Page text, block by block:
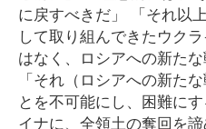
に戻すべきだ」 「それ以
して取り組んできたウク
はなく、ロシアへの新た
「それ（ロシアへの新た
とを不可能にし、困難に
イナに、全領土の奪回を